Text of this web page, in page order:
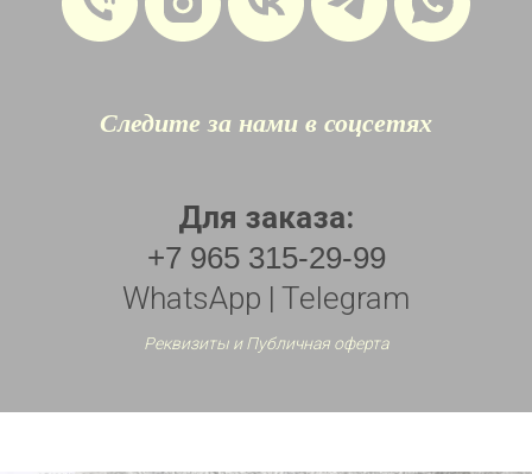
Следите за нами в соцсетях
Для заказа:
+7 965 315-29-99
WhatsApp | Telegram
Реквизиты и Публичная оферта